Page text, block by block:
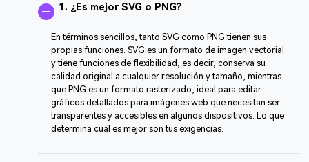
1. ¿Es mejor SVG o PNG?
En términos sencillos, tanto SVG como PNG tienen sus
propias funciones. SVG es un formato de imagen vectorial
y tiene funciones de flexibilidad, es decir, conserva su
calidad original a cualquier resolución y tamaño, mientras
que PNG es un formato rasterizado, ideal para editar
gráficos detallados para imágenes web que necesitan ser
transparentes y accesibles en algunos dispositivos. Lo que
determina cuál es mejor son tus exigencias.